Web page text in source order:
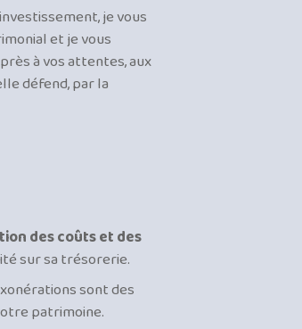
je vous
et je vous
à vos attentes, aux
défend, par la
des coûts et des
sur sa trésorerie.
sont des
patrimoine.